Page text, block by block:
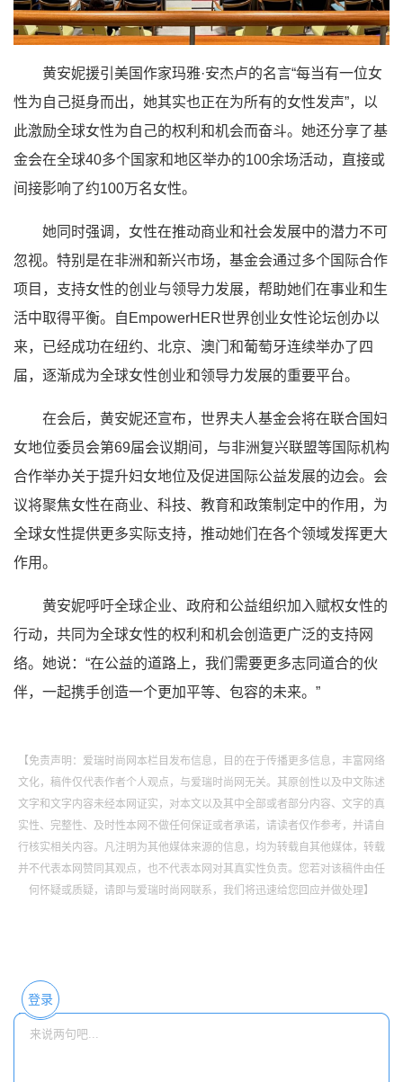
黄安妮援引美国作家玛雅·安杰卢的名言“每当有一位女
性为自己挺身而出，她其实也正在为所有的女性发声”，以
此激励全球女性为自己的权利和机会而奋斗。她还分享了基
金会在全球40多个国家和地区举办的100余场活动，直接或
间接影响了约100万名女性。
她同时强调，女性在推动商业和社会发展中的潜力不可
忽视。特别是在非洲和新兴市场，基金会通过多个国际合作
项目，支持女性的创业与领导力发展，帮助她们在事业和生
活中取得平衡。自EmpowerHER世界创业女性论坛创办以
来，已经成功在纽约、北京、澳门和葡萄牙连续举办了四
届，逐渐成为全球女性创业和领导力发展的重要平台。
在会后，黄安妮还宣布，世界夫人基金会将在联合国妇
女地位委员会第69届会议期间，与非洲复兴联盟等国际机构
合作举办关于提升妇女地位及促进国际公益发展的边会。会
议将聚焦女性在商业、科技、教育和政策制定中的作用，为
全球女性提供更多实际支持，推动她们在各个领域发挥更大
作用。
黄安妮呼吁全球企业、政府和公益组织加入赋权女性的
行动，共同为全球女性的权利和机会创造更广泛的支持网
络。她说：“在公益的道路上，我们需要更多志同道合的伙
伴，一起携手创造一个更加平等、包容的未来。”
【免责声明：爱瑞时尚网本栏目发布信息，目的在于传播更多信息，丰富网络
文化，稿件仅代表作者个人观点，与爱瑞时尚网无关。其原创性以及中文陈述
文字和文字内容未经本网证实，对本文以及其中全部或者部分内容、文字的真
实性、完整性、及时性本网不做任何保证或者承诺，请读者仅作参考，并请自
行核实相关内容。凡注明为其他媒体来源的信息，均为转载自其他媒体，转载
并不代表本网赞同其观点，也不代表本网对其真实性负责。您若对该稿件由任
何怀疑或质疑，请即与爱瑞时尚网联系，我们将迅速给您回应并做处理】
登录